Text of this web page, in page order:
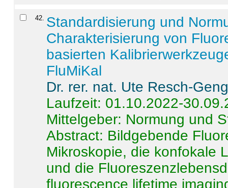
42. Standardisierung und
Charakterisierung von
basierten
FluMiKal
Dr. rer. nat. Ute Resch-
Laufzeit: 01.10.2022-
Mittelgeber: Normung und
Abstract: Bildgebende
Mikroskopie, die konfokale
und die
fluorescence lifetime